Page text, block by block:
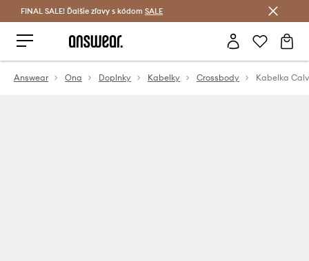
Šetrite s Answear Club >
FINAL SALE! Ďalšie zľavy s kódom SALE
Answear Ona Doplnky Kabelky Crossbody Kabelka